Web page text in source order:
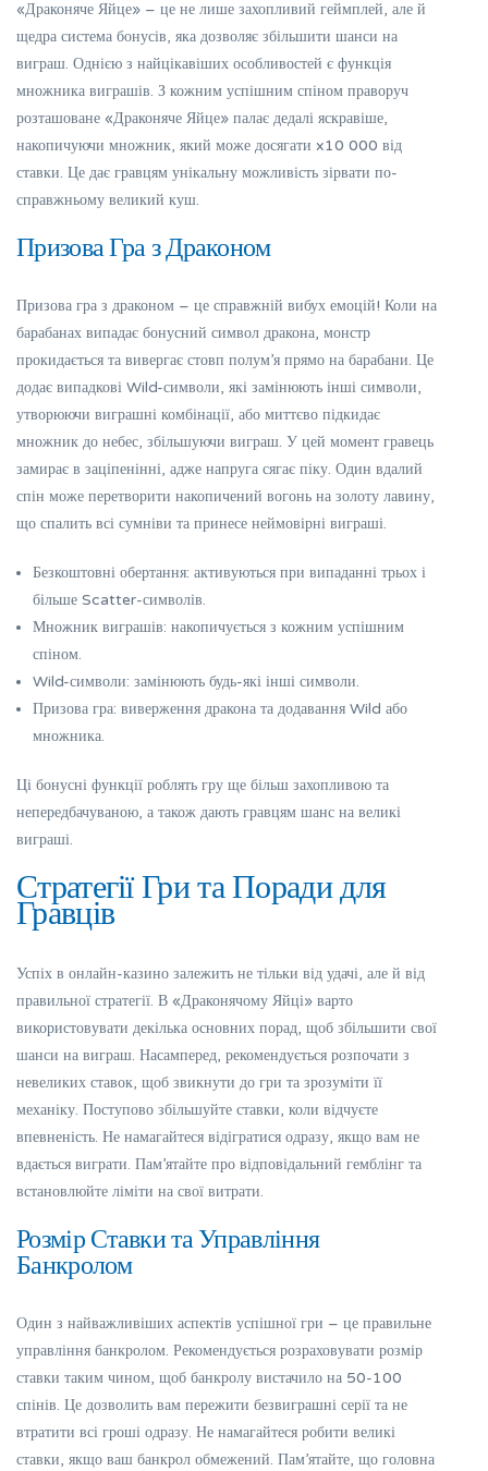
«Драконяче Яйце» – це не лише захопливий геймплей, але й
щедра система бонусів, яка дозволяє збільшити шанси на
виграш. Однією з найцікавіших особливостей є функція
множника виграшів. З кожним успішним спіном праворуч
розташоване «Драконяче Яйце» палає дедалі яскравіше,
накопичуючи множник, який може досягати x10 000 від
ставки. Це дає гравцям унікальну можливість зірвати по-
справжньому великий куш.
Призова Гра з Драконом
Призова гра з драконом – це справжній вибух емоцій! Коли на
барабанах випадає бонусний символ дракона, монстр
прокидається та вивергає стовп полум’я прямо на барабани. Це
додає випадкові Wild-символи, які замінюють інші символи,
утворюючи виграшні комбінації, або миттєво підкидає
множник до небес, збільшуючи виграш. У цей момент гравець
замирає в заціпенінні, адже напруга сягає піку. Один вдалий
спін може перетворити накопичений вогонь на золоту лавину,
що спалить всі сумніви та принесе неймовірні виграші.
Безкоштовні обертання: активуються при випаданні трьох і
більше Scatter-символів.
Множник виграшів: накопичується з кожним успішним
спіном.
Wild-символи: замінюють будь-які інші символи.
Призова гра: виверження дракона та додавання Wild або
множника.
Ці бонусні функції роблять гру ще більш захопливою та
непередбачуваною, а також дають гравцям шанс на великі
виграші.
Стратегії Гри та Поради для
Гравців
Успіх в онлайн-казино залежить не тільки від удачі, але й від
правильної стратегії. В «Драконячому Яйці» варто
використовувати декілька основних порад, щоб збільшити свої
шанси на виграш. Насамперед, рекомендується розпочати з
невеликих ставок, щоб звикнути до гри та зрозуміти її
механіку. Поступово збільшуйте ставки, коли відчуєте
впевненість. Не намагайтеся відігратися одразу, якщо вам не
вдається виграти. Пам’ятайте про відповідальний гемблінг та
встановлюйте ліміти на свої витрати.
Розмір Ставки та Управління
Банкролом
Один з найважливіших аспектів успішної гри – це правильне
управління банкролом. Рекомендується розраховувати розмір
ставки таким чином, щоб банкролу вистачило на 50-100
спінів. Це дозволить вам пережити безвиграшні серії та не
втратити всі гроші одразу. Не намагайтеся робити великі
ставки, якщо ваш банкрол обмежений. Пам’ятайте, що головна